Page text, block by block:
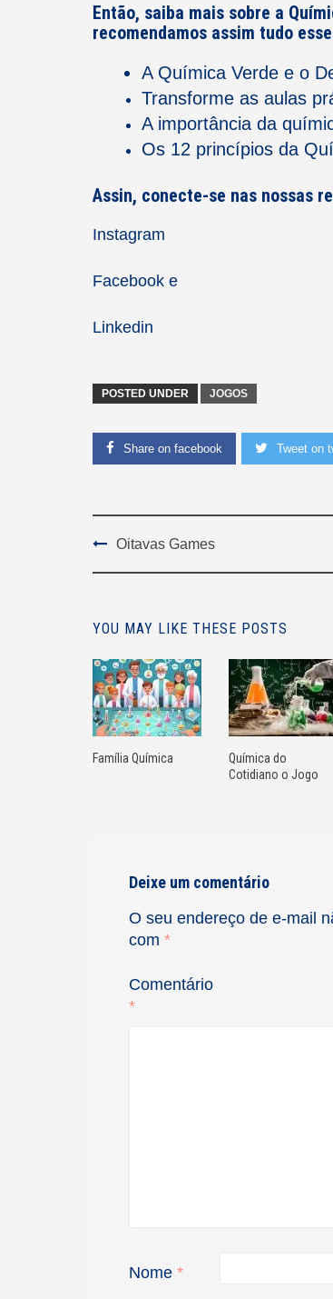
Então, saiba mais sobre a
recomendamos assim tudo
A Química Verde e o
Transforme as aulas
A importância da
Os 12 princípios da
Assin, conecte-se nas nossas
Instagram
Facebook e
Linkedin
POSTED UNDER JOGOS
Share on facebook Tweet on
Post
Oitavas Games
YOU MAY LIKE THESE POSTS
Família Química
Química do
Cotidiano o Jogo
Deixe um comentário
O seu endereço de e-mail
com *
Comentário
*
Nome *